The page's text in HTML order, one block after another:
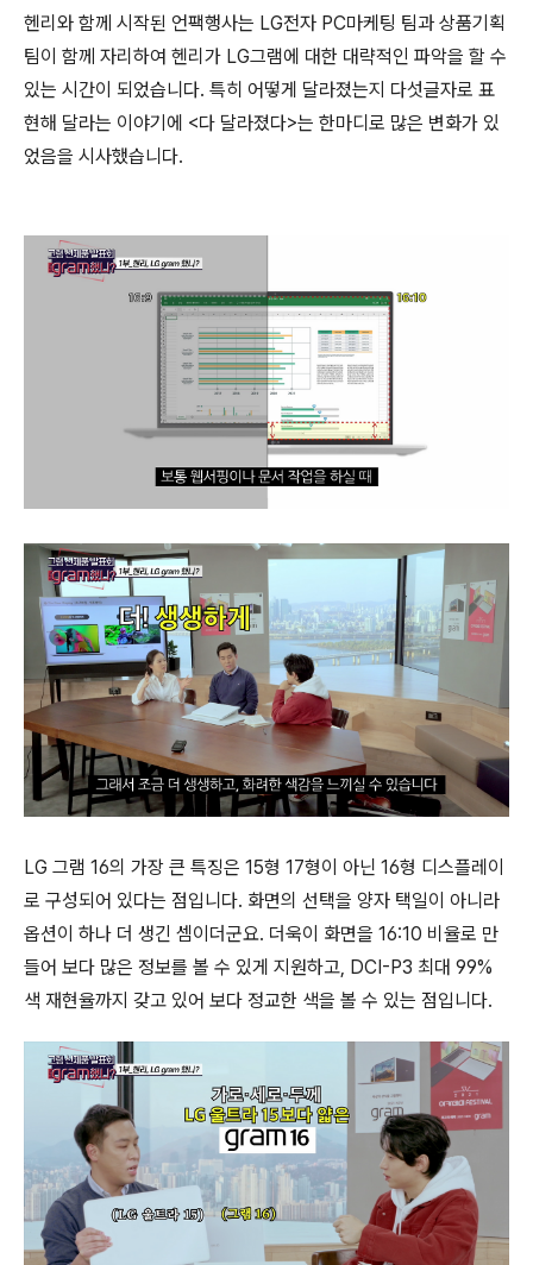
헨리와 함께 시작된 언팩행사는 LG전자 PC마케팅 팀과 상품기획
팀이 함께 자리하여 헨리가 LG그램에 대한 대략적인 파악을 할 수
있는 시간이 되었습니다. 특히 어떻게 달라졌는지 다섯글자로 표
현해 달라는 이야기에 <다 달라졌다>는 한마디로 많은 변화가 있
었음을 시사했습니다.
LG 그램 16의 가장 큰 특징은 15형 17형이 아닌 16형 디스플레이
로 구성되어 있다는 점입니다. 화면의 선택을 양자 택일이 아니라
옵션이 하나 더 생긴 셈이더군요. 더욱이 화면을 16:10 비율로 만
들어 보다 많은 정보를 볼 수 있게 지원하고, DCI-P3 최대 99%
색 재현율까지 갖고 있어 보다 정교한 색을 볼 수 있는 점입니다.